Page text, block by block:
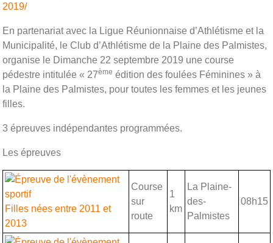
2019/
En partenariat avec la Ligue Réunionnaise d’Athlétisme et la
Municipalité, le Club d’Athlétisme de la Plaine des Palmistes,
organise le Dimanche 22 septembre 2019 une course
pédestre intitulée « 27ème édition des foulées Féminines » à
la Plaine des Palmistes, pour toutes les femmes et les jeunes
filles.
3 épreuves indépendantes programmées.
Les épreuves
Filles nées entre 2011 et
2013
Course
sur
route
1
km
La Plaine-
des-
Palmistes
08h15